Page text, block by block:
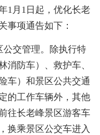
1月1日起，优化长老
事项通告如下：
公交管理。除执行特
消防车）、救护车、
车）和景区公共交通
的工作车辆外，其他
往长老峰景区游客车
换乘景区公交车进入